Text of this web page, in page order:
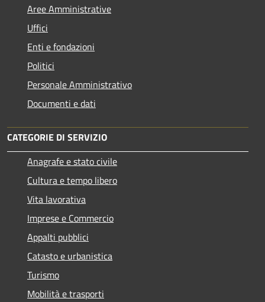
Aree Amministrative
Uffici
Enti e fondazioni
Politici
Personale Amministrativo
Documenti e dati
CATEGORIE DI SERVIZIO
Anagrafe e stato civile
Cultura e tempo libero
Vita lavorativa
Imprese e Commercio
Appalti pubblici
Catasto e urbanistica
Turismo
Mobilità e trasporti